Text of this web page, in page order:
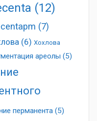
(12)
(7)
(6) Хохлова
ареолы (5)
перманента (5)